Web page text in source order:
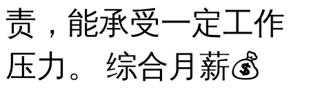
责，能承受一定工作
压力。 综合月薪💰